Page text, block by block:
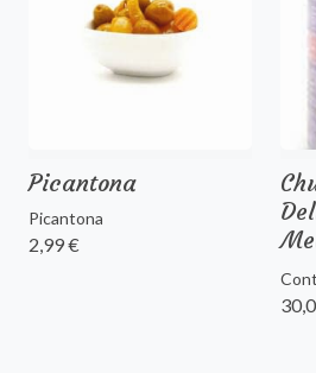
Picantona
Picantona
2,99 €